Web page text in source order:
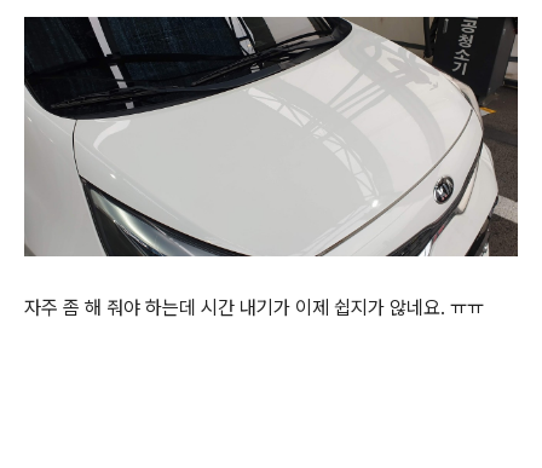
자주 좀 해 줘야 하는데 시간 내기가 이제 쉽지가 않네요. ㅠㅠ